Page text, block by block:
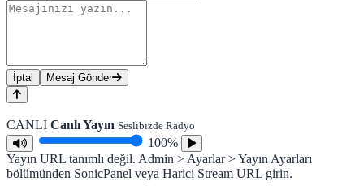
İptal Mesaj Gönder
CANLI Canlı Yayın Seslibizde Radyo
100%
Yayın URL tanımlı değil. Admin > Ayarlar > Yayın Ayarları
bölümünden SonicPanel veya Harici Stream URL girin.